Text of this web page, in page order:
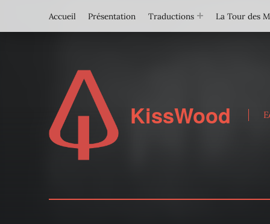
Accueil
Présentation Traductions La Tour des
KissWood